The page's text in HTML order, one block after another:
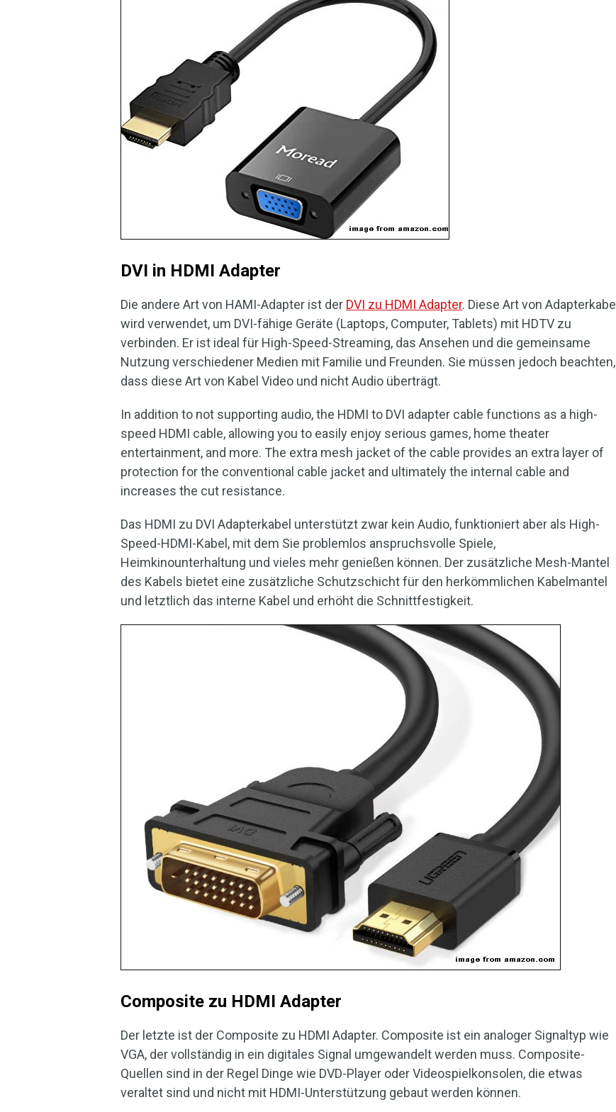
DVI in HDMI Adapter
Die andere Art von HAMI-Adapter ist der DVI zu HDMI Adapter. Diese Art von Adapterkabel
wird verwendet, um DVI-fähige Geräte (Laptops, Computer, Tablets) mit HDTV zu
verbinden. Er ist ideal für High-Speed-Streaming, das Ansehen und die gemeinsame
Nutzung verschiedener Medien mit Familie und Freunden. Sie müssen jedoch beachten,
dass diese Art von Kabel Video und nicht Audio überträgt.
In addition to not supporting audio, the HDMI to DVI adapter cable functions as a high-
speed HDMI cable, allowing you to easily enjoy serious games, home theater
entertainment, and more. The extra mesh jacket of the cable provides an extra layer of
protection for the conventional cable jacket and ultimately the internal cable and
increases the cut resistance.
Das HDMI zu DVI Adapterkabel unterstützt zwar kein Audio, funktioniert aber als High-
Speed-HDMI-Kabel, mit dem Sie problemlos anspruchsvolle Spiele,
Heimkinounterhaltung und vieles mehr genießen können. Der zusätzliche Mesh-Mantel
des Kabels bietet eine zusätzliche Schutzschicht für den herkömmlichen Kabelmantel
und letztlich das interne Kabel und erhöht die Schnittfestigkeit.
Composite zu HDMI Adapter
Der letzte ist der Composite zu HDMI Adapter. Composite ist ein analoger Signaltyp wie
VGA, der vollständig in ein digitales Signal umgewandelt werden muss. Composite-
Quellen sind in der Regel Dinge wie DVD-Player oder Videospielkonsolen, die etwas
veraltet sind und nicht mit HDMI-Unterstützung gebaut werden können.